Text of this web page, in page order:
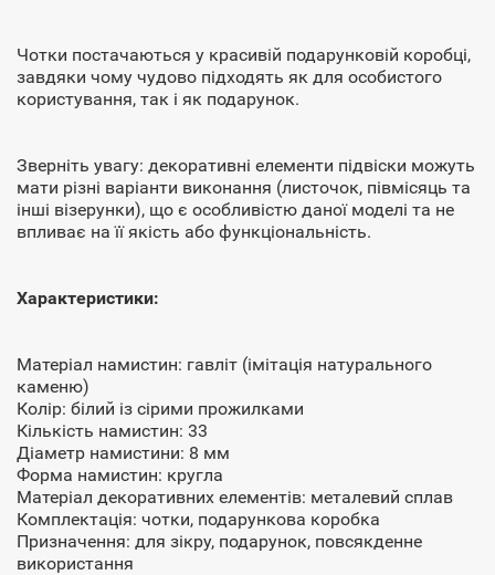
Чотки постачаються у красивій подарунковій коробці,
завдяки чому чудово підходять як для особистого
користування, так і як подарунок.
Зверніть увагу: декоративні елементи підвіски можуть
мати різні варіанти виконання (листочок, півмісяць та
інші візерунки), що є особливістю даної моделі та не
впливає на її якість або функціональність.
Характеристики:
Матеріал намистин: гавліт (імітація натурального
каменю)
Колір: білий із сірими прожилками
Кількість намистин: 33
Діаметр намистини: 8 мм
Форма намистин: кругла
Матеріал декоративних елементів: металевий сплав
Комплектація: чотки, подарункова коробка
Призначення: для зікру, подарунок, повсякденне
використання